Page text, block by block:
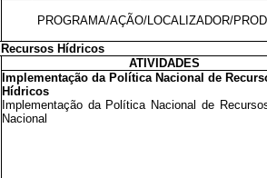
PROGRAMA/AÇÃO/LOCALIZADOR/
Recursos Hídricos
ATIVIDADES
Implementação da Política Nacional de
Hídricos
Implementação da Política Nacional de
Nacional